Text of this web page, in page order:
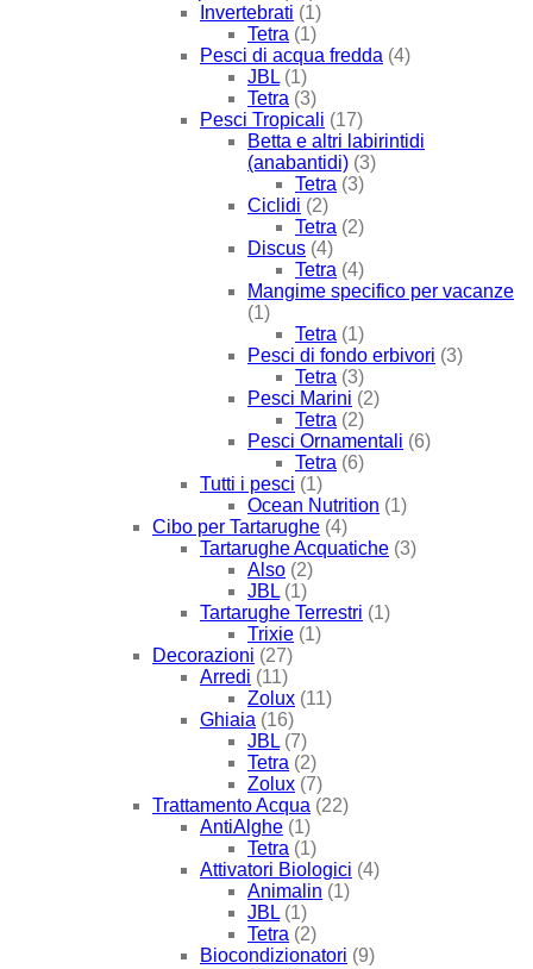
Invertebrati (1)
Tetra (1)
Pesci di acqua fredda (4)
JBL (1)
Tetra (3)
Pesci Tropicali (17)
Betta e altri labirintidi
(anabantidi) (3)
Tetra (3)
Ciclidi (2)
Tetra (2)
Discus (4)
Tetra (4)
Mangime specifico per vacanze
(1)
Tetra (1)
Pesci di fondo erbivori (3)
Tetra (3)
Pesci Marini (2)
Tetra (2)
Pesci Ornamentali (6)
Tetra (6)
Tutti i pesci (1)
Ocean Nutrition (1)
Cibo per Tartarughe (4)
Tartarughe Acquatiche (3)
Also (2)
JBL (1)
Tartarughe Terrestri (1)
Trixie (1)
Decorazioni (27)
Arredi (11)
Zolux (11)
Ghiaia (16)
JBL (7)
Tetra (2)
Zolux (7)
Trattamento Acqua (22)
AntiAlghe (1)
Tetra (1)
Attivatori Biologici (4)
Animalin (1)
JBL (1)
Tetra (2)
Biocondizionatori (9)